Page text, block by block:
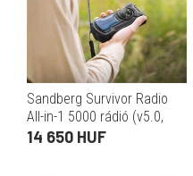
Sandberg Survivor Radio
All-in-1 5000 rádió (v5.0,
5000 mAh belső akku, 3W,
14 650 HUF